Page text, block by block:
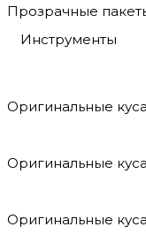
Прозрачные
Инструменты
Оригинальные
Оригинальные
Оригинальные